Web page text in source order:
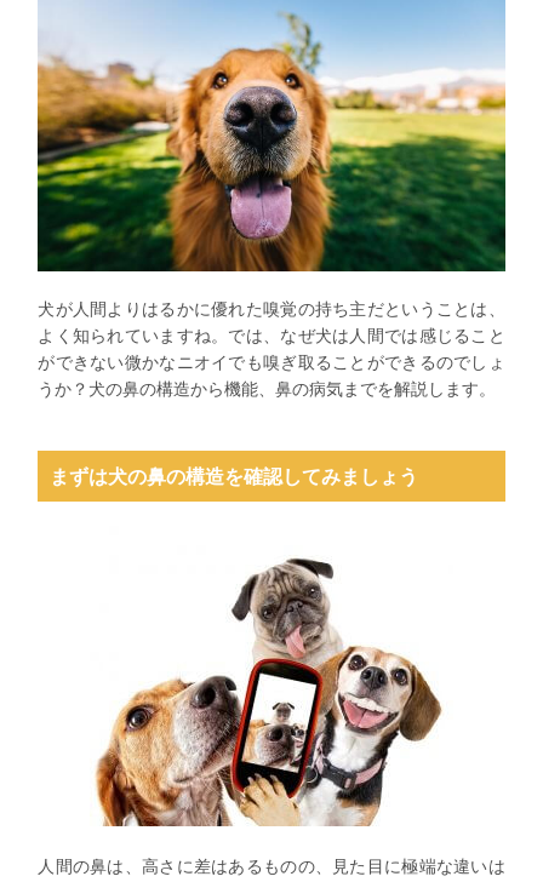
犬が人間よりはるかに優れた嗅覚の持ち主だということは、
よく知られていますね。では、なぜ犬は人間では感じること
ができない微かなニオイでも嗅ぎ取ることができるのでしょ
うか？犬の鼻の構造から機能、鼻の病気までを解説します。
まずは犬の鼻の構造を確認してみましょう
人間の鼻は、高さに差はあるものの、見た目に極端な違いは